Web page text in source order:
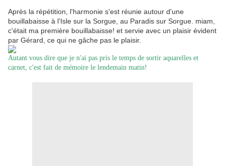
Après la répétition, l'harmonie s'est réunie autour d'une
bouillabaisse à l'Isle sur la Sorgue, au Paradis sur Sorgue. miam,
c'était ma première bouillabaisse! et servie avec un plaisir évident
par Gérard, ce qui ne gâche pas le plaisir.
Autant vous dire que je n'ai pas pris le temps de sortir aquarelles et
carnet, c'est fait de mémoire le lendemain matin!